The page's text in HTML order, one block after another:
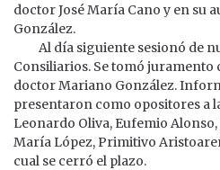
doctor José María Cano y en su
González.
Al día siguiente sesionó de
Consiliarios. Se tomó
doctor Mariano González.
presentaron como opositores a
Leonardo Oliva, Eufemio Alonso,
María López, Primitivo
cual se cerró el plazo.